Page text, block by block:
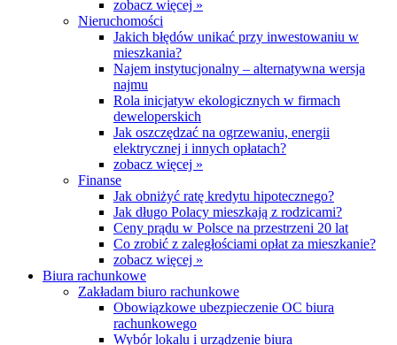
zobacz więcej »
Nieruchomości
Jakich błędów unikać przy inwestowaniu w
mieszkania?
Najem instytucjonalny – alternatywna wersja
najmu
Rola inicjatyw ekologicznych w firmach
deweloperskich
Jak oszczędzać na ogrzewaniu, energii
elektrycznej i innych opłatach?
zobacz więcej »
Finanse
Jak obniżyć ratę kredytu hipotecznego?
Jak długo Polacy mieszkają z rodzicami?
Ceny prądu w Polsce na przestrzeni 20 lat
Co zrobić z zaległościami opłat za mieszkanie?
zobacz więcej »
Biura rachunkowe
Zakładam biuro rachunkowe
Obowiązkowe ubezpieczenie OC biura
rachunkowego
Wybór lokalu i urządzenie biura